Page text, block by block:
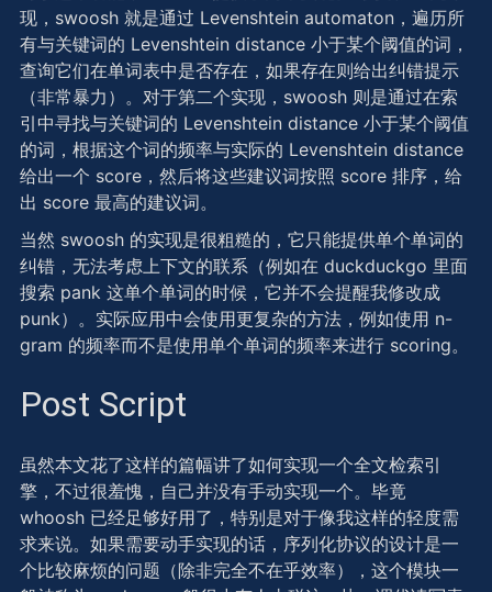
现，swoosh 就是通过 Levenshtein automaton，遍历所
有与关键词的 Levenshtein distance 小于某个阈值的词，
查询它们在单词表中是否存在，如果存在则给出纠错提示
（非常暴力）。对于第二个实现，swoosh 则是通过在索
引中寻找与关键词的 Levenshtein distance 小于某个阈值
的词，根据这个词的频率与实际的 Levenshtein distance
给出一个 score，然后将这些建议词按照 score 排序，给
出 score 最高的建议词。
当然 swoosh 的实现是很粗糙的，它只能提供单个单词的
纠错，无法考虑上下文的联系（例如在 duckduckgo 里面
搜索 pank 这单个单词的时候，它并不会提醒我修改成
punk）。实际应用中会使用更复杂的方法，例如使用 n-
gram 的频率而不是使用单个单词的频率来进行 scoring。
Post Script
虽然本文花了这样的篇幅讲了如何实现一个全文检索引
擎，不过很羞愧，自己并没有手动实现一个。毕竟
whoosh 已经足够好用了，特别是对于像我这样的轻度需
求来说。如果需要动手实现的话，序列化协议的设计是一
个比较麻烦的问题（除非完全不在乎效率），这个模块一